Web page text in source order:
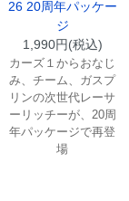
26 20周年パッケー
ジ
1,990円(税込)
カーズ１からおなじ
み、チーム、ガスプ
リンの次世代レーサ
ーリッチーが、20周
年パッケージで再登
場